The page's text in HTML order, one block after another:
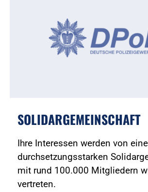
SOLIDARGEMEINSCHAFT
Ihre Interessen werden von
durchsetzungsstarken
mit rund 100.000 Mitgliedern
vertreten.